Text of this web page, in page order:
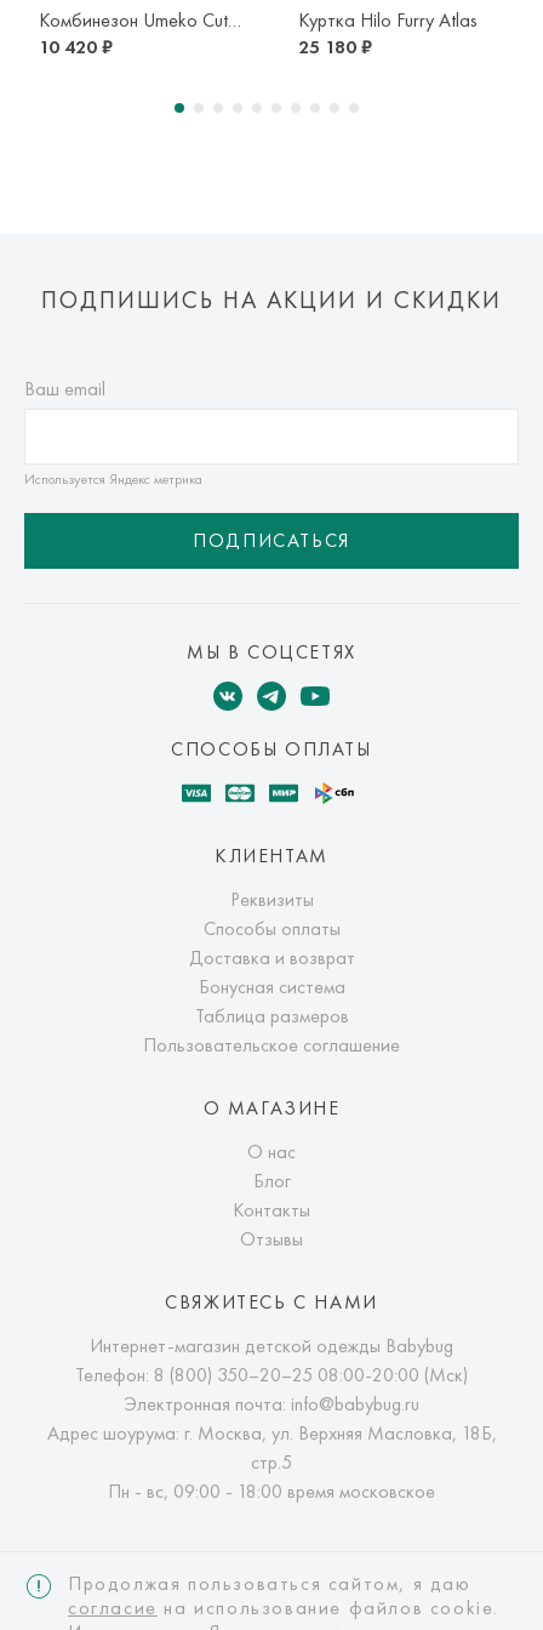
транспортной компании. Доставка осуществляется в срок и
по тарифам транспортной компании.
Оплата осуществляется онлайн банковскими картами Visa,
Комбинезон Umeko Cute Balls
10 420 ₽
Куртка Hilo Furry Atlas
25 180 ₽
ПОДПИШИСЬ НА АКЦИИ И СКИДКИ
Ваш email
Используется Яндекс метрика
ПОДПИСАТЬСЯ
МЫ В СОЦСЕТЯХ
СПОСОБЫ ОПЛАТЫ
КЛИЕНТАМ
Реквизиты
Способы оплаты
Доставка и возврат
Бонусная система
Таблица размеров
Пользовательское соглашение
О МАГАЗИНЕ
О нас
Блог
Контакты
Отзывы
СВЯЖИТЕСЬ С НАМИ
Интернет-магазин детской одежды Babybug
Телефон: 8 (800) 350–20–25 08:00-20:00 (Мск)
Электронная почта: info@babybug.ru
Адрес шоурума: г. Москва, ул. Верхняя Масловка, 18Б,
стр.5
Пн - вс, 09:00 - 18:00 время московское
Продолжая пользоваться сайтом, я даю
согласие на использование файлов cookie.